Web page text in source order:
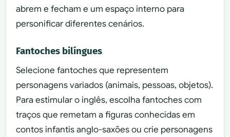
abrem e fecham e um espaço interno para
personificar diferentes cenários.
Fantoches bilíngues
Selecione fantoches que representem
personagens variados (animais, pessoas, objetos).
Para estimular o inglês, escolha fantoches com
traços que remetam a figuras conhecidas em
contos infantis anglo-saxões ou crie personagens